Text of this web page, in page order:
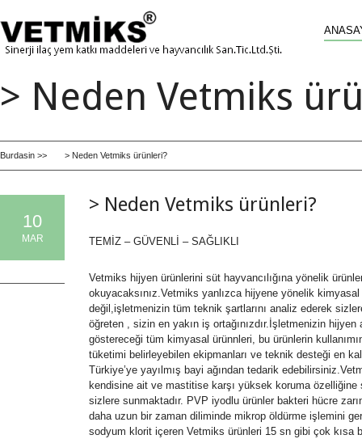
> Neden Vetmiks
Burdasin >> > Neden Vetmiks ürünleri?
10
MAR
> Neden Vetmiks ürünleri?
TEMİZ – GÜVENLİ – SAĞLIKLI
Vetmiks hijyen ürünlerini süt hayvancılığına yönelik
okuyacaksınız.Vetmiks yanlızca hijyene yönelik
değil,işletmenizin tüm teknik şartlarını analiz ederek
öğreten , sizin en yakın iş ortağınızdır.İşletmenizin hijyen
göstereceği tüm kimyasal ürünnleri, bu ürünlerin
tüketimi belirleyebilen ekipmanları ve teknik desteği en
Türkiye’ye yayılmış bayi ağından tedarik
kendisine ait ve mastitise karşı yüksek koruma özelliğine
sizlere sunmaktadır. PVP iyodlu ürünler bakteri hücre
daha uzun bir zaman diliminde mikrop öldürme işlemini
sodyum klorit içeren Vetmiks ürünleri 15 sn gibi çok kısa